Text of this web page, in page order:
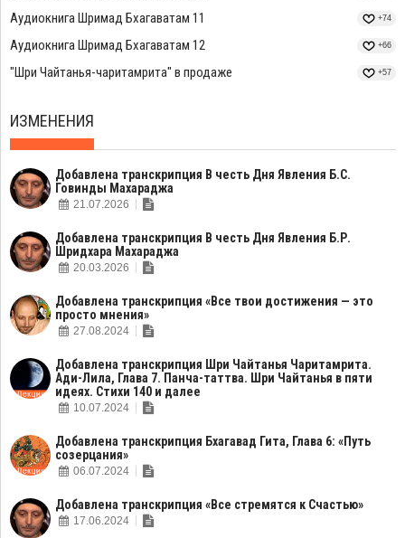
Аудиокнига Шримад Бхагаватам 11 +74
Аудиокнига Шримад Бхагаватам 12 +66
"Шри Чайтанья-чаритамрита" в продаже +57
ИЗМЕНЕНИЯ
Добавлена транскрипция В честь Дня Явления Б.С.
Говинды Махараджа
21.07.2026
Добавлена транскрипция В честь Дня Явления Б.Р.
Шридхара Махараджа
20.03.2026
Добавлена транскрипция «Все твои достижения — это
просто мнения»
27.08.2024
Добавлена транскрипция Шри Чайтанья Чаритамрита.
Ади-Лила, Глава 7. Панча-таттва. Шри Чайтанья в пяти
идеях. Стихи 140 и далее
10.07.2024
Добавлена транскрипция Бхагавад Гита, Глава 6: «Путь
созерцания»
06.07.2024
Добавлена транскрипция «Все стремятся к Счастью»
17.06.2024